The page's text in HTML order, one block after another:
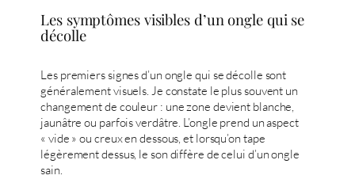
Les symptômes visibles d’un ongle qui se
décolle
Les premiers signes d’un ongle qui se décolle sont
généralement visuels. Je constate le plus souvent un
changement de couleur : une zone devient blanche,
jaunâtre ou parfois verdâtre. L’ongle prend un aspect
« vide » ou creux en dessous, et lorsqu’on tape
légèrement dessus, le son diffère de celui d’un ongle
sain.